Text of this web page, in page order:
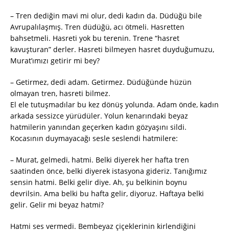
– Tren dediğin mavi mi olur, dedi kadın da. Düdüğü bile
Avrupalılaşmış. Tren düdüğü, acı ötmeli. Hasretten
bahsetmeli. Hasreti yok bu terenin. Trene “hasret
kavuşturan” derler. Hasreti bilmeyen hasret duyduğumuzu,
Murat’ımızı getirir mi bey?
– Getirmez, dedi adam. Getirmez. Düdüğünde hüzün
olmayan tren, hasreti bilmez.
El ele tutuşmadılar bu kez dönüş yolunda. Adam önde, kadın
arkada sessizce yürüdüler. Yolun kenarındaki beyaz
hatmilerin yanından geçerken kadın gözyaşını sildi.
Kocasının duymayacağı sesle seslendi hatmilere:
– Murat, gelmedi, hatmi. Belki diyerek her hafta tren
saatinden önce, belki diyerek istasyona gideriz. Tanığımız
sensin hatmi. Belki gelir diye. Ah, şu belkinin boynu
devrilsin. Ama belki bu hafta gelir, diyoruz. Haftaya belki
gelir. Gelir mi beyaz hatmi?
Hatmi ses vermedi. Bembeyaz çiçeklerinin kirlendiğini